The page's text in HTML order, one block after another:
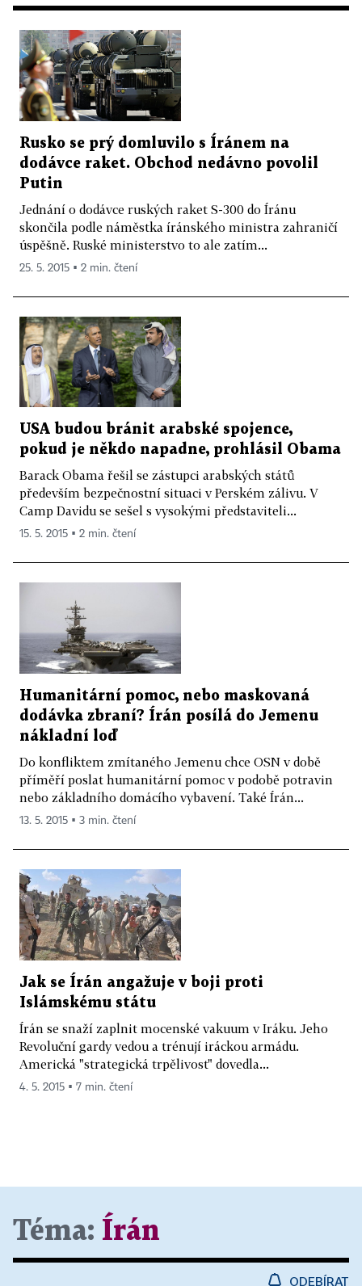
Rusko se prý domluvilo s Íránem na
dodávce raket. Obchod nedávno povolil
Putin
Jednání o dodávce ruských raket S-300 do Íránu
skončila podle náměstka íránského ministra zahraničí
úspěšně. Ruské ministerstvo to ale zatím...
25. 5. 2015 ▪ 2 min. čtení
USA budou bránit arabské spojence,
pokud je někdo napadne, prohlásil Obama
Barack Obama řešil se zástupci arabských států
především bezpečnostní situaci v Perském zálivu. V
Camp Davidu se sešel s vysokými představiteli...
15. 5. 2015 ▪ 2 min. čtení
Humanitární pomoc, nebo maskovaná
dodávka zbraní? Írán posílá do Jemenu
nákladní loď
Do konfliktem zmítaného Jemenu chce OSN v době
příměří poslat humanitární pomoc v podobě potravin
nebo základního domácího vybavení. Také Írán...
13. 5. 2015 ▪ 3 min. čtení
Jak se Írán angažuje v boji proti
Islámskému státu
Írán se snaží zaplnit mocenské vakuum v Iráku. Jeho
Revoluční gardy vedou a trénují iráckou armádu.
Americká "strategická trpělivost" dovedla...
4. 5. 2015 ▪ 7 min. čtení
Téma: Írán
ODEBÍRAT